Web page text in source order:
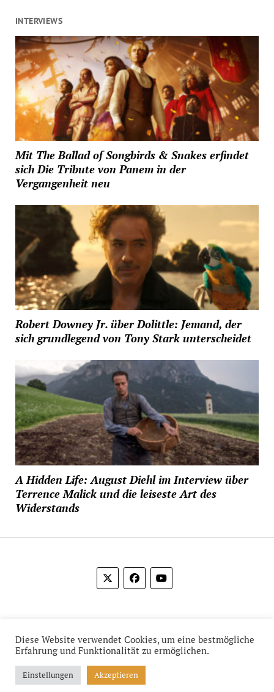
INTERVIEWS
Mit The Ballad of Songbirds & Snakes erfindet
sich Die Tribute von Panem in der
Vergangenheit neu
Robert Downey Jr. über Dolittle: Jemand, der
sich grundlegend von Tony Stark unterscheidet
A Hidden Life: August Diehl im Interview über
Terrence Malick und die leiseste Art des
Widerstands
Mission News Themeby Compete Themes.
Diese Website verwendet Cookies, um eine bestmögliche
Erfahrung und Funktionalität zu ermöglichen.
Einstellungen Akzeptieren